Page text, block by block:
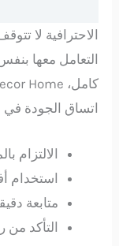
الاحترافية لا
التعامل معها
اتساق الجودة في
الالتزام
استخدام
متابعة
التأكد من